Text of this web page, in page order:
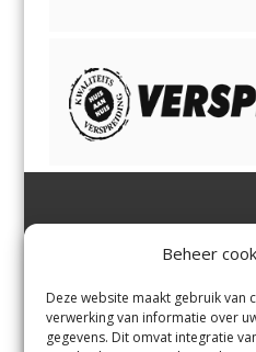
Beheer
Deze website maakt gebruik
verwerking van informatie over
gegevens. Dit omvat integratie
Margadantstraat 34
0255-533900
info@jutter.nlofinfo@hofgee
st.nl